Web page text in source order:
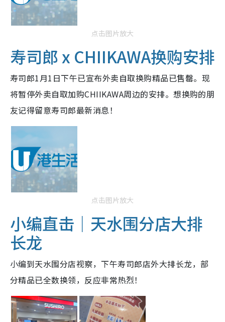
点击图片放大
寿司郎 x CHIIKAWA换购安排
寿司郎1月1日下午已宣布外卖自取换购精品已售罄。现
将暂停外卖自取加购CHIIKAWA周边的安排。想换购的朋
友记得留意寿司郎最新消息！
点击图片放大
小编直击｜天水围分店大排
长龙
小编到天水围分店视察，下午寿司郎店外大排长龙，部
分精品已全数换领，反应非常热烈！